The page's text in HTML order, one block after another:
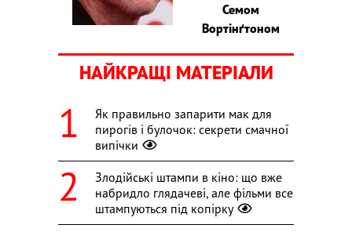
Семом
Вортінґтоном
НАЙКРАЩІ МАТЕРІАЛИ
Як правильно запарити мак для
пирогів і булочок: секрети смачної
випічки
Злодійські штампи в кіно: що вже
набридло глядачеві, але фільми все
штампуються під копірку